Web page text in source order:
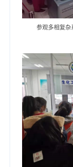
参观多相复杂